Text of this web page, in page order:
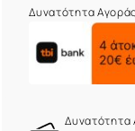
Δυνατότητα
Δυνατότητα